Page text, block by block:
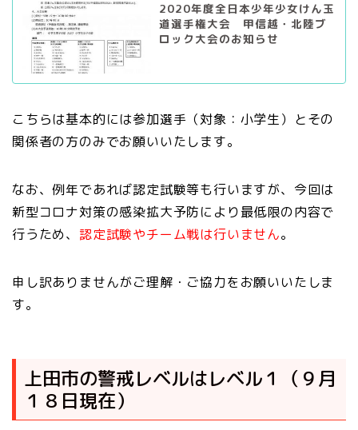
2020年度全日本少年少女けん玉
道選手権大会 甲信越・北陸ブ
ロック大会のお知らせ
こちらは基本的には参加選手（対象：小学生）とその
関係者の方のみでお願いいたします。
なお、例年であれば認定試験等も行いますが、今回は
新型コロナ対策の感染拡大予防により最低限の内容で
行うため、 認定試験やチーム戦は行いません。
申し訳ありませんがご理解・ご協力をお願いいたしま
す。
上田市の警戒レベルはレベル１（９月
１８日現在）